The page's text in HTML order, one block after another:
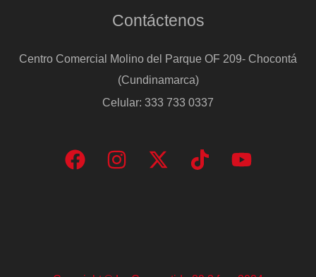
Contáctenos
Centro Comercial Molino del Parque OF 209- Chocontá
(Cundinamarca)
Celular: 333 733 0337